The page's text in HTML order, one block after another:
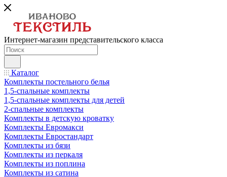
Интернет-магазин представительского класса
Каталог
Комплекты постельного белья
1,5-спальные комплекты
1,5-спальные комплекты для детей
2-спальные комплекты
Комплекты в детскую кроватку
Комплекты Евромакси
Комплекты Евростандарт
Комплекты из бязи
Комплекты из перкаля
Комплекты из поплина
Комплекты из сатина